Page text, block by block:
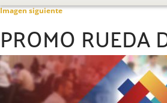
Imagen siguiente
PROMO RUEDA